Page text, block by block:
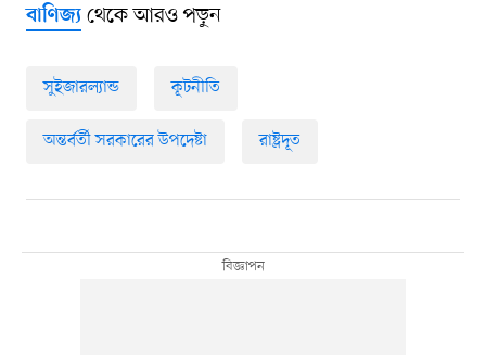
বাণিজ্যথেকে আরও পড়ুন
সুইজারল্যান্ড কূটনীতি
অন্তর্বর্তী সরকারের উপদেষ্টা রাষ্ট্রদূত